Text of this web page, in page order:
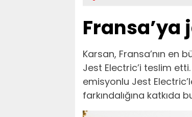
Fransa’ya
Karsan, Fransa’nın en
Jest Electric’i teslim
emisyonlu Jest
farkındalığına katkıda